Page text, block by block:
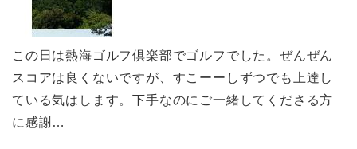
この日は熱海ゴルフ倶楽部でゴルフでした。ぜんぜん
スコアは良くないですが、すこーーしずつでも上達し
ている気はします。下手なのにご一緒してくださる方
に感謝…